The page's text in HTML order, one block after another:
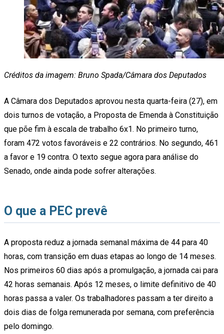
Créditos da imagem: Bruno Spada/Câmara dos Deputados
A Câmara dos Deputados aprovou nesta quarta-feira (27), em
dois turnos de votação, a Proposta de Emenda à Constituição
que põe fim à escala de trabalho 6x1. No primeiro turno,
foram 472 votos favoráveis e 22 contrários. No segundo, 461
a favor e 19 contra. O texto segue agora para análise do
Senado, onde ainda pode sofrer alterações.
O que a PEC prevê
A proposta reduz a jornada semanal máxima de 44 para 40
horas, com transição em duas etapas ao longo de 14 meses.
Nos primeiros 60 dias após a promulgação, a jornada cai para
42 horas semanais. Após 12 meses, o limite definitivo de 40
horas passa a valer. Os trabalhadores passam a ter direito a
dois dias de folga remunerada por semana, com preferência
pelo domingo.